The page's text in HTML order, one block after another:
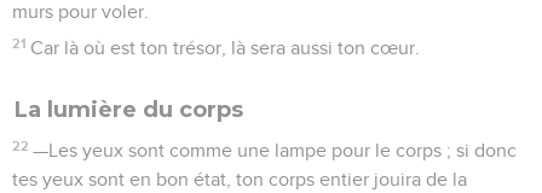
murs pour voler.
21 Car là où est ton trésor, là sera aussi ton cœur.
La lumière du corps
22 —Les yeux sont comme une lampe pour le corps ; si donc
tes yeux sont en bon état, ton corps entier jouira de la